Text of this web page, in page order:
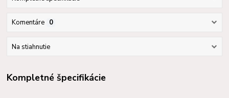
Komentáre 0
Na stiahnutie
Kompletné špecifikácie